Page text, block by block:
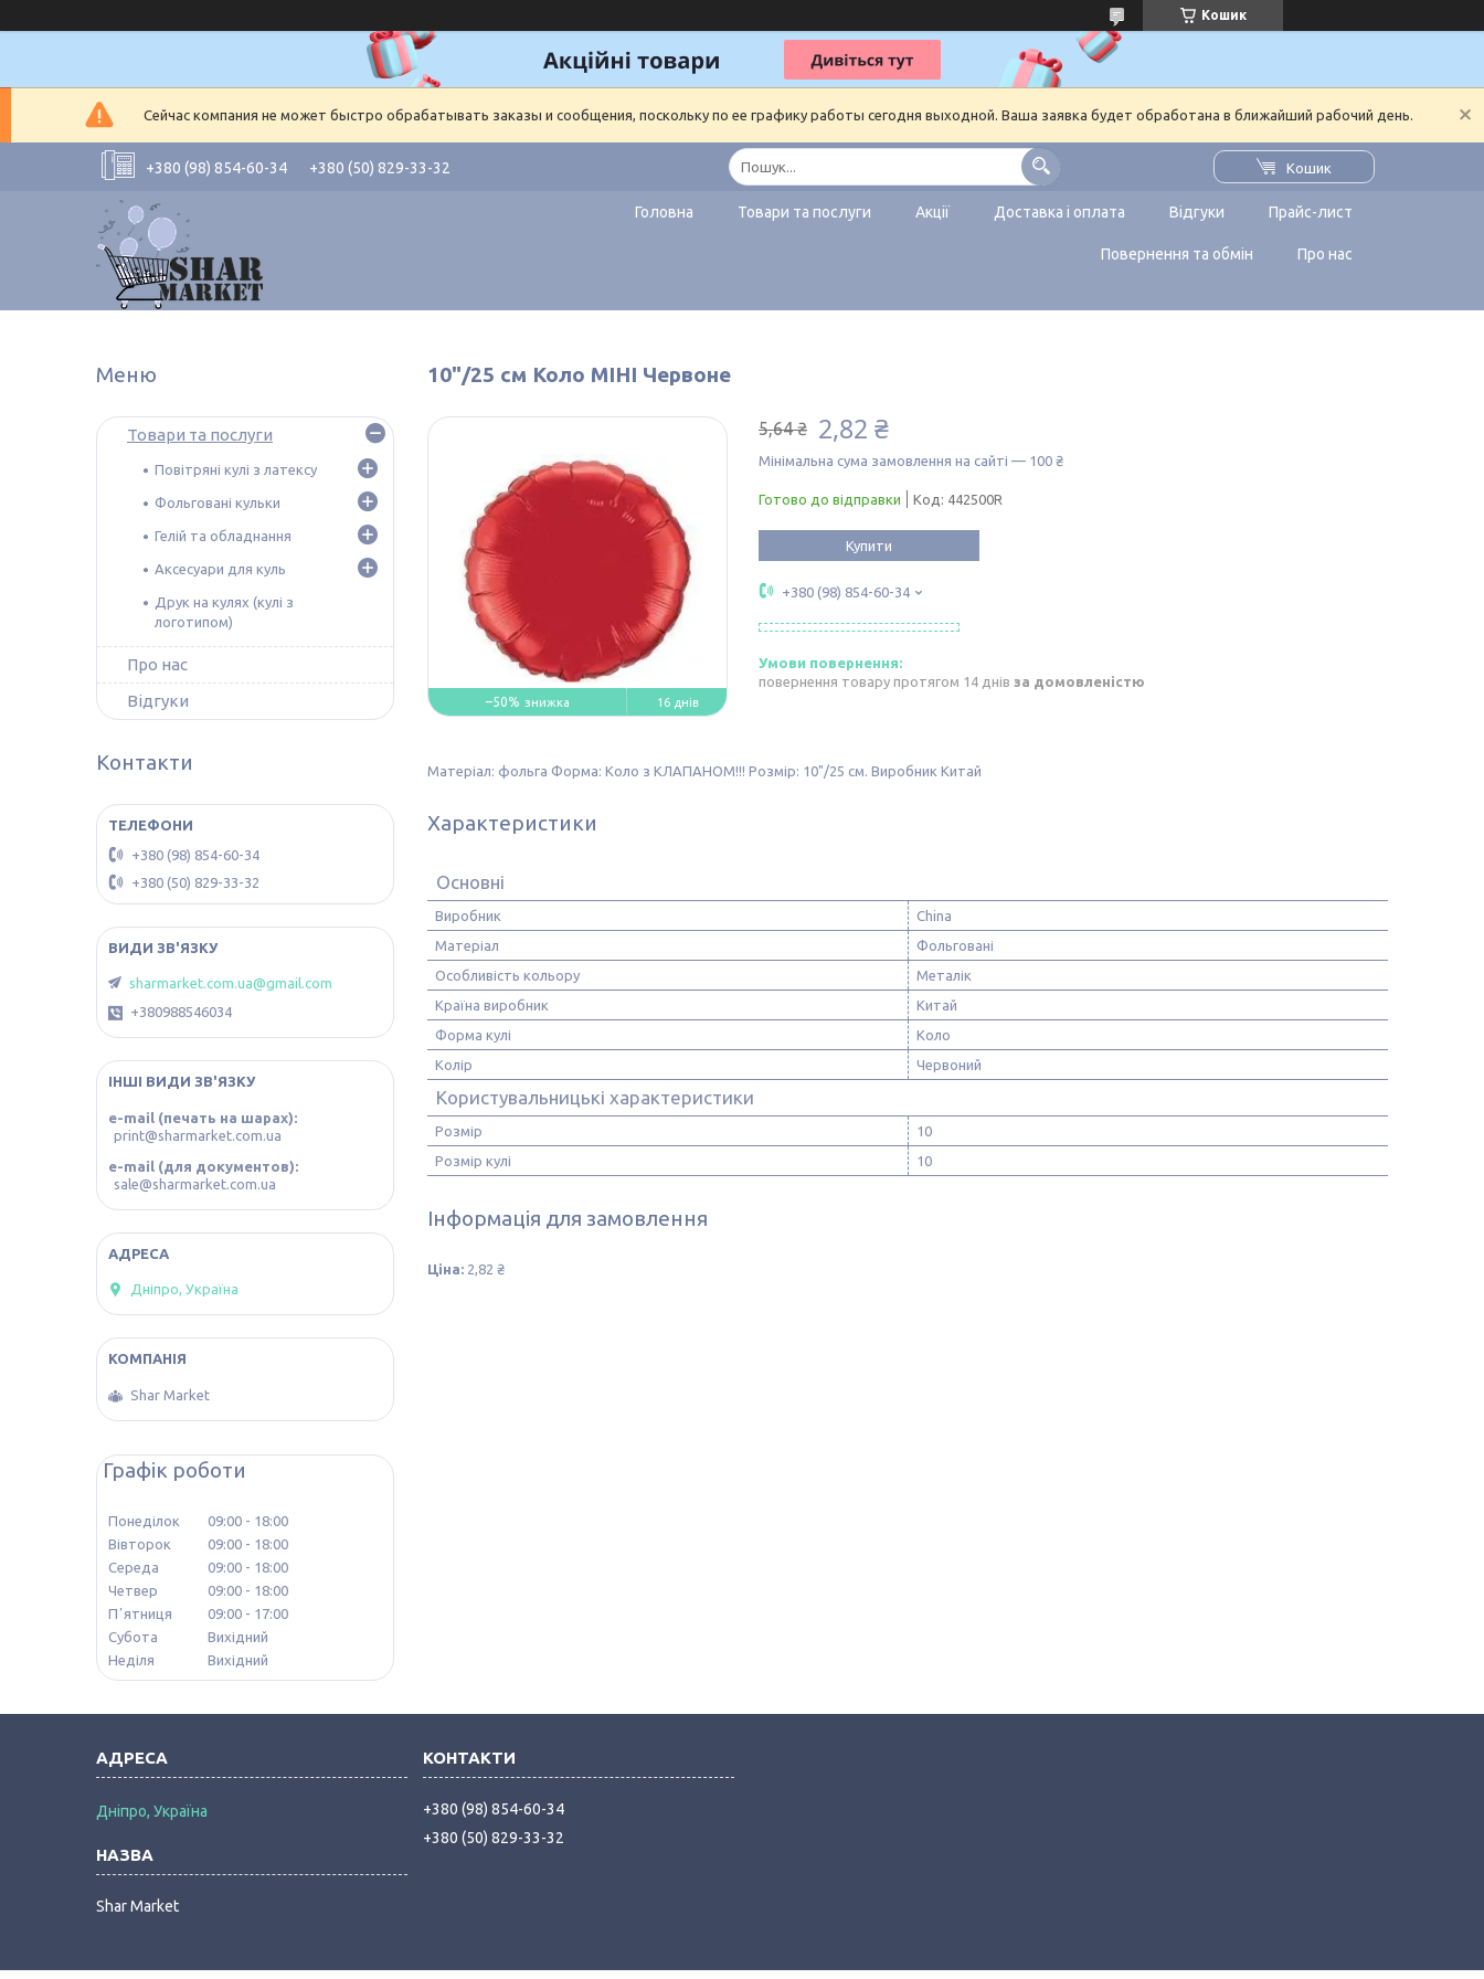
Кошик
Сейчас компания не может быстро обрабатывать заказы и сообщения, поскольку по ее графику работы сегодня выходной. Ваша заявка будет обработана в ближайший рабочий день.
+380 (98) 854-60-34 +380 (50) 829-33-32 Кошик
Головна Товари та послуги Акції Доставка і оплата Відгуки Прайс-лист
Повернення та обмін Про нас
10"/25 см Коло МІНІ Червоне
–50% 16 днів
5,64 ₴ 2,82 ₴
Мінімальна сума замовлення на сайті — 100 ₴
Готово до відправки Код: 442500R
Купити
+380 (98) 854-60-34
повернення товару протягом 14 днів за домовленістю
Матеріал: фольга Форма: Коло з КЛАПАНОМ!!! Розмір: 10"/25 см. Виробник Китай
Характеристики
Основні
Виробник
China
Матеріал
Фольговані
Особливість кольору
Металік
Країна виробник
Китай
Форма кулі
Коло
Колір
Червоний
Користувальницькі характеристики
Розмір
10
Розмір кулі
10
Інформація для замовлення
Ціна: 2,82 ₴
Товари та послуги
Повітряні кулі з латексу
Фольговані кульки
Гелій та обладнання
Аксесуари для куль
Друк на кулях (кулі з
логотипом)
Про нас
Відгуки
Контакти
+380 (98) 854-60-34
+380 (50) 829-33-32
sharmarket.com.ua@gmail.com
+380988546034
ІНШІ ВИДИ ЗВ'ЯЗКУ
e-mail (печать на шарах)
print@sharmarket.com.ua
e-mail (для документов)
sale@sharmarket.com.ua
Дніпро, Україна
Shar Market
Графік роботи
Понеділок 09:00
18:00
Вівторок
09:00
18:00
Середа
09:00
18:00
Четвер
09:00
18:00
Пʼятниця
09:00
17:00
Субота
Вихідний
Неділя
Вихідний
Дніпро, Україна
Shar Market
+380 (98) 854-60-34
+380 (50) 829-33-32